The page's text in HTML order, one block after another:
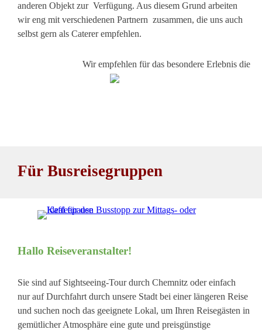
anderen Objekt zur Verfügung. Aus diesem Grund arbeiten
wir eng mit verschiedenen Partnern zusammen, die uns auch
selbst gern als Caterer empfehlen.
Wir empfehlen für das besondere Erlebnis die
Für Busreisegruppen
Hallo Reiseveranstalter!
Sie sind auf Sightseeing-Tour durch Chemnitz oder einfach
nur auf Durchfahrt durch unsere Stadt bei einer längeren Reise
und suchen noch das geeignete Lokal, um Ihren Reisegästen in
gemütlicher Atmosphäre eine gute und preisgünstige